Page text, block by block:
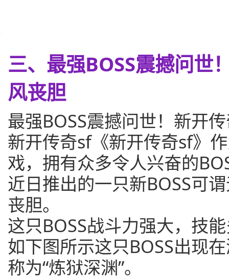
三、最强BOSS震撼问世
风丧胆
最强BOSS震撼问世！新开
新开传奇sf《新开传奇sf》
戏，拥有众多令人兴奋的
近日推出的一只新BOSS可
丧胆。
这只BOSS战斗力强大，技
如下图所示这只BOSS出现
称为“炼狱深渊”。